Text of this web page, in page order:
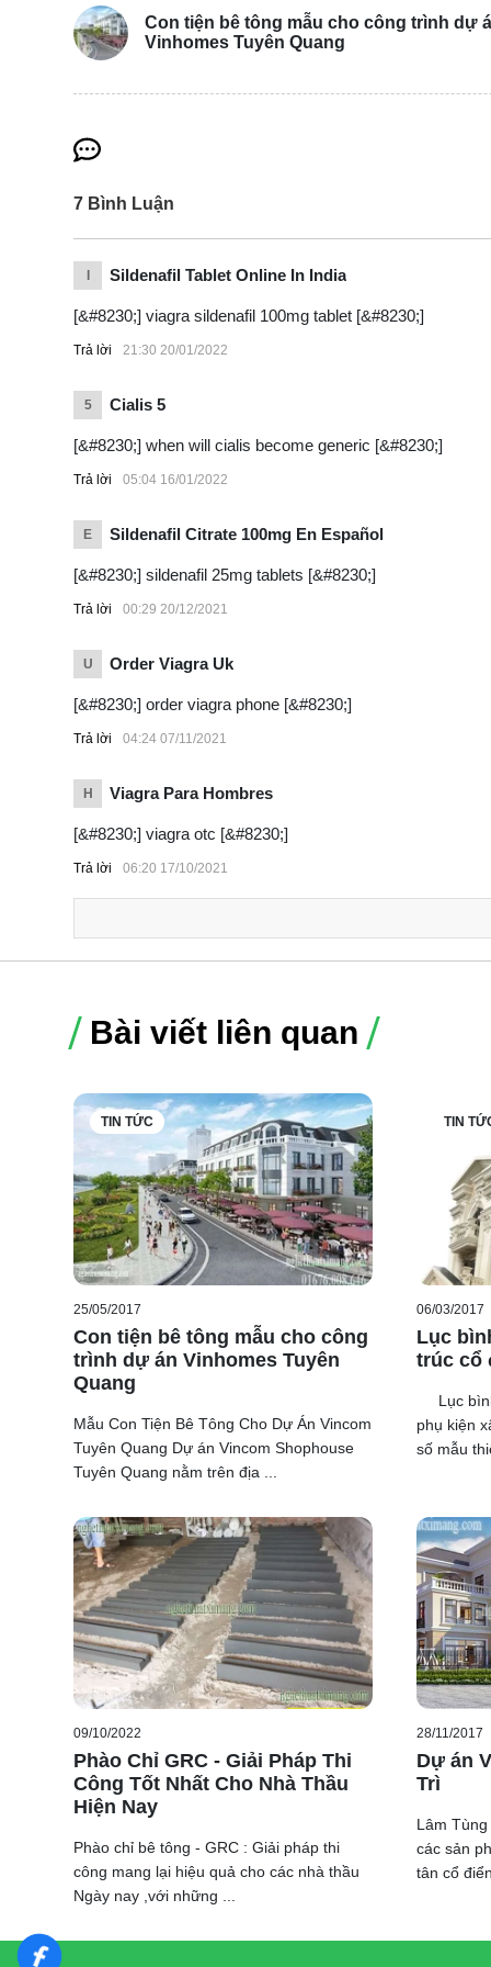
Đan xen là hành lang ban công sử dụng mẫu con tiện
Hầu hết các thiết kế đẹp mang đặc trưng mẫu biệt
hình kiến trúc. Tùy vào sở thích của gia đình mà
cho trang trí không gian ngoại thất.
Những tác phẩm phù điêu nghệ thuật không thể
quanh biệt thự hay con sơn hoa văn. Với những
trúc.
Từ những hoa văn cổ điển này đã tạo nên những
Lâm Tùng là nhà sản xuất sản phẩm hoa văn xi
phẩm chúng tôi cung cấp gồm có con sơn bê tông,
Con tiện bê tông mẫu cho công trình dự
Vinhomes Tuyên Quang
7 Bình Luận
Sildenafil Tablet Online In India
[&#8230;] viagra sildenafil 100mg tablet [&#8230;]
Trả lời 21:30 20/01/2022
5 Cialis 5
[&#8230;] when will cialis become generic [&#8230;]
Trả lời 05:04 16/01/2022
E Sildenafil Citrate 100mg En Español
[&#8230;] sildenafil 25mg tablets [&#8230;]
Trả lời 00:29 20/12/2021
U Order Viagra Uk
[&#8230;] order viagra phone [&#8230;]
Trả lời 04:24 07/11/2021
H Viagra Para Hombres
[&#8230;] viagra otc [&#8230;]
Trả lời 06:20 17/10/2021
Bài viết liên quan
TIN TỨC
25/05/2017
Con tiện bê tông mẫu cho công
trình dự án Vinhomes Tuyên
Quang
Mẫu Con Tiện Bê Tông Cho Dự Án Vincom
Tuyên Quang Dự án Vincom Shophouse
Tuyên Quang nằm trên địa ...
TIN
06/03/2017
Lục
trúc cổ
Lục
phụ kiện
số mẫu
09/10/2022
Phào Chỉ GRC - Giải Pháp Thi
Công Tốt Nhất Cho Nhà Thầu
Hiện Nay
Phào chỉ bê tông - GRC : Giải pháp thi
công mang lại hiệu quả cho các nhà thầu
Ngày nay ,với những ...
28/11/2017
Dự án
Trì
Lâm
các sản
tân cổ